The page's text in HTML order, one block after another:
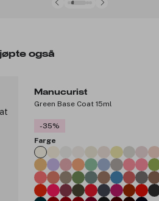
også
Manucurist
Green Base Coat 15ml
-35%
Farge